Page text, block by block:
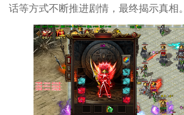
话等方式不断推进剧情，最终揭示真相。